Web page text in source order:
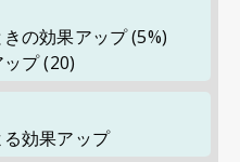
の効果アップ(5%)
プ(20)
効果アップ